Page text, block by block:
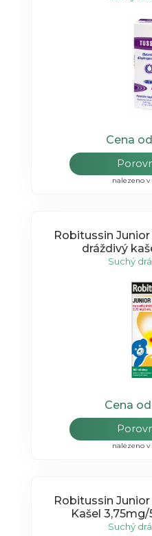
Cena od
nalezeno v
Robitussin
dráždivý
Suchý
Cena
nalezeno v
Robitussin
Kašel
Suchý